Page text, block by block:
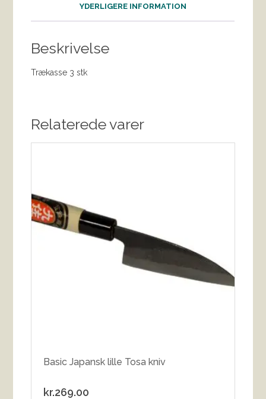
YDERLIGERE INFORMATION
Beskrivelse
Trækasse 3 stk
Relaterede varer
Basic Japansk lille Tosa kniv
kr.269.00